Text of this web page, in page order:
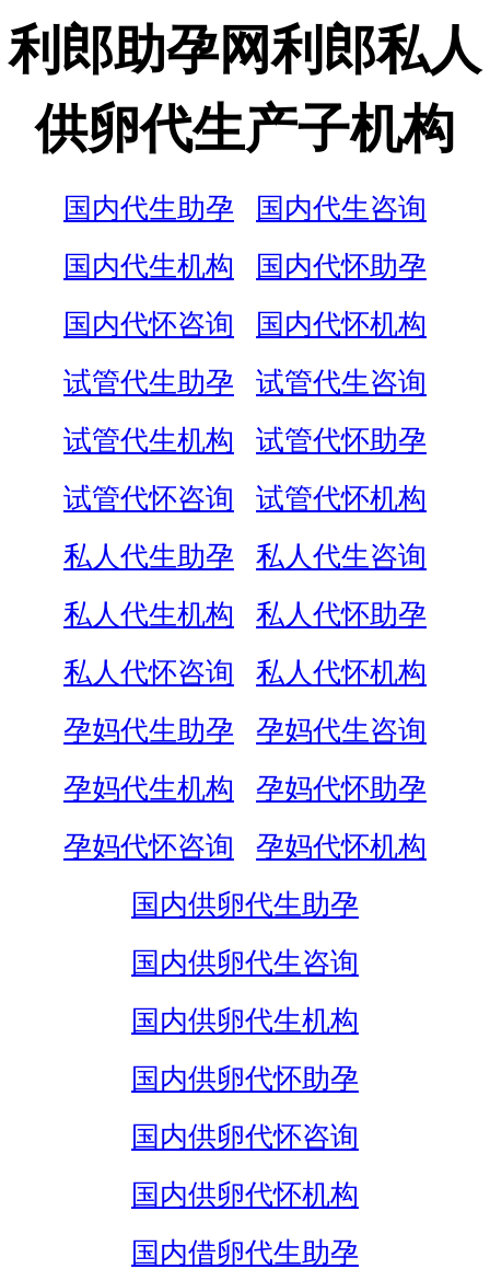
利郎助孕网利郎私人
供卵代生产子机构
国内代生助孕
国内代生咨询
国内代生机构
国内代怀助孕
国内代怀咨询
国内代怀机构
试管代生助孕
试管代生咨询
试管代生机构
试管代怀助孕
试管代怀咨询
试管代怀机构
私人代生助孕
私人代生咨询
私人代生机构
私人代怀助孕
私人代怀咨询
私人代怀机构
孕妈代生助孕
孕妈代生咨询
孕妈代生机构
孕妈代怀助孕
孕妈代怀咨询
孕妈代怀机构
国内供卵代生助孕
国内供卵代生咨询
国内供卵代生机构
国内供卵代怀助孕
国内供卵代怀咨询
国内供卵代怀机构
国内借卵代生助孕